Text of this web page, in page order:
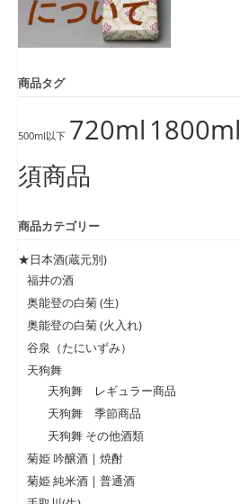
商品タグ
500ml以下 720ml 1800ml
須商品
商品カテゴリー
★日本酒(蔵元別)
福井の酒
奥能登の白菊 (生)
奥能登の白菊 (火入れ)
谷泉（たにいずみ）
天狗舞
天狗舞 レギュラー商品
天狗舞 季節商品
天狗舞 その他酒類
菊姫 吟醸酒 | 焼酎
菊姫 純米酒 | 普通酒